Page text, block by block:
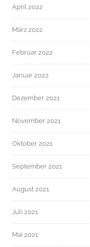
April 2022
März 2022
Februar 2022
Januar 2022
Dezember 2021
November 2021
Oktober 2021
September 2021
August 2021
Juli 2021
Mai 2021